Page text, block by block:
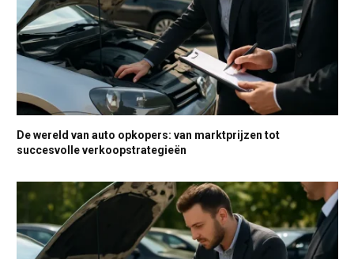
De wereld van auto opkopers: van marktprijzen tot
succesvolle verkoopstrategieën